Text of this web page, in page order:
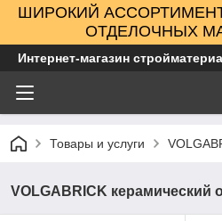
ШИРОКИЙ
ОТДЕЛОЧНЫХ
Интернет-магазин
Товары и услуги
VOLGABRICK